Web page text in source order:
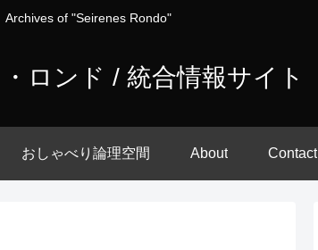
Archives of "Seirenes Rondo"
ロンド / 統合情報サイト
おしゃべり論理空間 About Contact